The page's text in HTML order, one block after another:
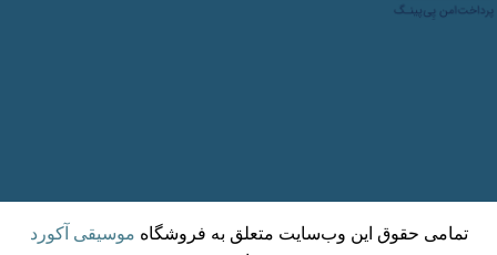
تمامی حقوق این وب‌سایت متعلق به فروشگاهموسیقی آکورد